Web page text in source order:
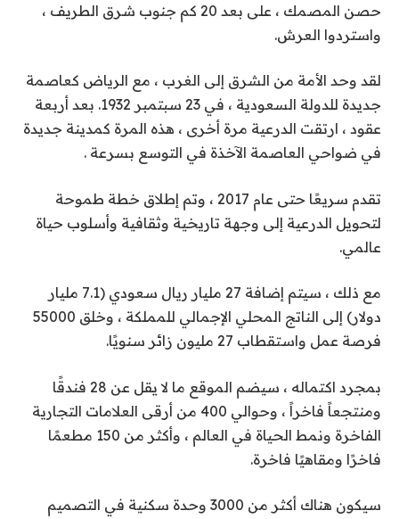
حصن المصمك ، على بعد 20 كم جنوب شرق الطريف ،
واستردوا العرش.
لقد وحد الأمة من الشرق إلى الغرب ، مع الرياض كعاصمة
جديدة للدولة السعودية ، في 23 سبتمبر 1932. بعد أربعة
عقود ، ارتقت الدرعية مرة أخرى ، هذه المرة كمدينة جديدة
في ضواحي العاصمة الآخذة في التوسع بسرعة .
تقدم سريعًا حتى عام 2017 ، وتم إطلاق خطة طموحة
لتحويل الدرعية إلى وجهة تاريخية وثقافية وأسلوب حياة
عالمي.
مع ذلك ، سيتم إضافة 27 مليار ريال سعودي (7.1 مليار
دولار) إلى الناتج المحلي الإجمالي للمملكة ، وخلق 55000
فرصة عمل واستقطاب 27 مليون زائر سنويًا.
بمجرد اكتماله ، سيضم الموقع ما لا يقل عن 28 فندقًا
ومنتجعاً فاخراً ، وحوالي 400 من أرقى العلامات التجارية
الفاخرة ونمط الحياة في العالم ، وأكثر من 150 مطعمًا
فاخرًا ومقاهيًا فاخرة.
سيكون هناك أكثر من 3000 وحدة سكنية في التصميم